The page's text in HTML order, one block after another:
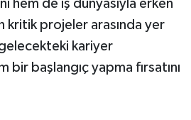
hem de iş dünyasıyla erken
kritik projeler arasında yer
kariyer
bir başlangıç yapma fırsatını